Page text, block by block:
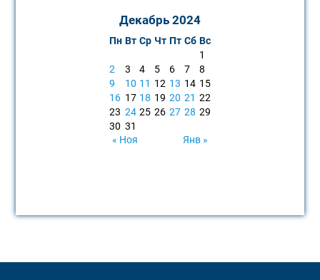
Декабрь 2024
Пн Вт Ср Чт Пт Сб Вс
1
2
3 4 5 6 7
8
9
10 11 12 13 14 15
16 17 18 19 20 21 22
23 24 25 26 27 28 29
30 31
« Ноя
Янв »